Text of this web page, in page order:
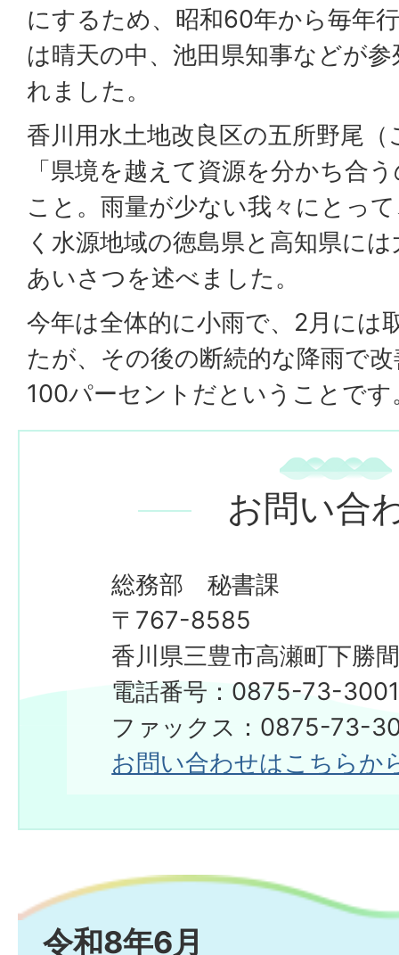
にするため、昭和60年から毎年
は晴天の中、池田県知事などが
れました。
香川用水土地改良区の五所野尾
「県境を越えて資源を分かち合
こと。雨量が少ない我々にとっ
く水源地域の徳島県と高知県に
あいさつを述べました。
今年は全体的に小雨で、2月には
たが、その後の断続的な降雨で
100パーセントだということです
お問い合
総務部 秘書課
〒767-8585
香川県三豊市高瀬町下勝
電話番号：0875-73-
ファックス：0875-73-
お問い合わせはこちらか
令和8年6月